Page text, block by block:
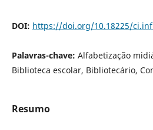
DOI: https://doi.org/10.18225/
Palavras-chave: Alfabetização
Biblioteca escolar, Bibliotecário,
Resumo